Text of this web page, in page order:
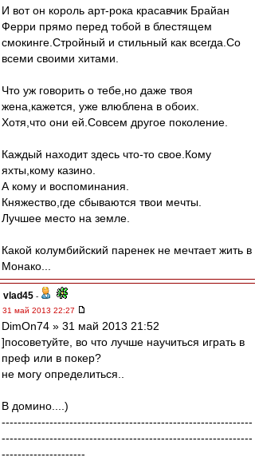
И вот он король арт-рока красавчик Брайан
Ферри прямо перед тобой в блестящем
смокинге.Стройный и стильный как всегда.Со
всеми своими хитами.
Что уж говорить о тебе,но даже твоя
жена,кажется, уже влюблена в обоих.
Хотя,что они ей.Совсем другое поколение.
Каждый находит здесь что-то свое.Кому
яхты,кому казино.
А кому и воспоминания.
Княжество,где сбываются твои мечты.
Лучшее место на земле.
Какой колумбийский паренек не мечтает жить в
Монако...
vlad45 -
31 май 2013 22:27
DimOn74 » 31 май 2013 21:52
]посоветуйте, во что лучше научиться играть в
преф или в покер?
не могу определиться..
В домино....)
---------------------------------------------------------------
---------------------------------------------------------------
---------------------